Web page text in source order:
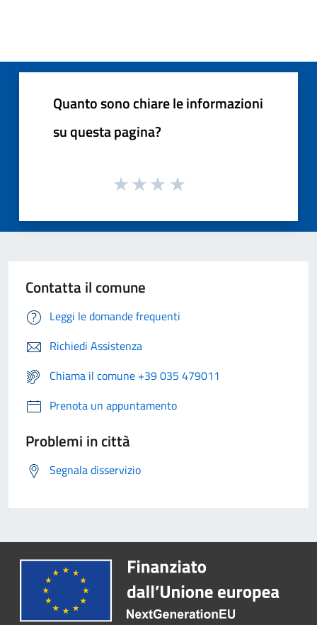
Quanto sono chiare le informazioni
su questa pagina?
Contatta il comune
Leggi le domande frequenti
Richiedi Assistenza
Chiama il comune +39 035 479011
Prenota un appuntamento
Problemi in città
Segnala disservizio